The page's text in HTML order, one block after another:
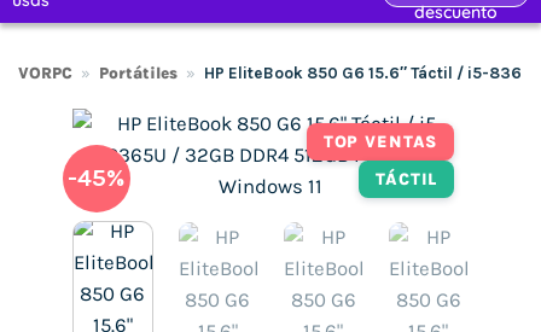
VORPC » Portátiles » HP EliteBook 850 G6 15.6″ Táctil / i5-8365U
TOP VENTAS
TÁCTIL
-45%